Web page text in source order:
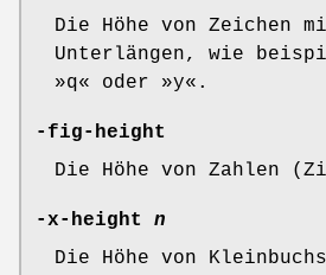
Die Höhe von Zeichen
Unterlängen, wie
»q« oder »y«.
-fig-height
Die Höhe von Zahlen
-x-height
n
Die Höhe von